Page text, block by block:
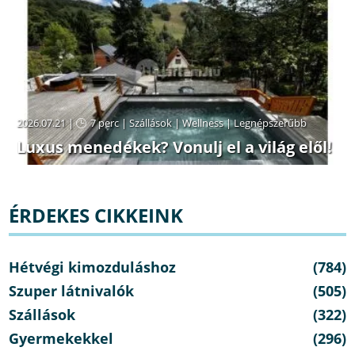
2026.07.21 | 7 perc|Szállások|Wellness|Legnépszerűbb
Luxus menedékek? Vonulj el a világ elől!
ÉRDEKES CIKKEINK
Hétvégi kimozduláshoz
(784)
Szuper látnivalók
(505)
Szállások
(322)
Gyermekekkel
(296)